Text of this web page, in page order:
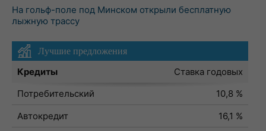
На гольф-поле под Минском открыли бесплатную
лыжную трассу
Лучшие предложения
Кредиты
Ставка годовых
Потребительский
10,8 %
Автокредит
16,1 %